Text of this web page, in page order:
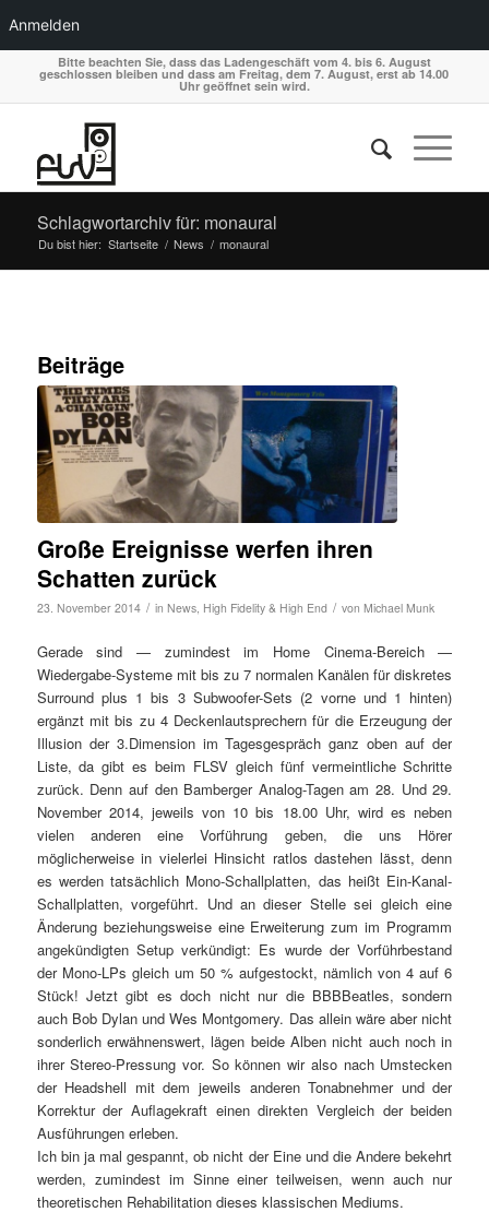
Anmelden
Bitte beachten Sie, dass das Ladengeschäft vom 4. bis 6. August
geschlossen bleiben und dass am Freitag, dem 7. August, erst ab 14.00
Uhr geöffnet sein wird.
Schlagwortarchiv für: monaural
Du bist hier: Startseite / News / monaural
Beiträge
Große Ereignisse werfen ihren
Schatten zurück
23. November 2014 / in News, High Fidelity & High End / von Michael Munk
Gerade sind — zumindest im Home Cinema-Bereich —
Wiedergabe-Systeme mit bis zu 7 normalen Kanälen für diskretes
Surround plus 1 bis 3 Subwoofer-Sets (2 vorne und 1 hinten)
ergänzt mit bis zu 4 Deckenlautsprechern für die Erzeugung der
Illusion der 3.Dimension im Tagesgespräch ganz oben auf der
Liste, da gibt es beim FLSV gleich fünf vermeintliche Schritte
zurück. Denn auf den Bamberger Analog-Tagen am 28. Und 29.
November 2014, jeweils von 10 bis 18.00 Uhr, wird es neben
vielen anderen eine Vorführung geben, die uns Hörer
möglicherweise in vielerlei Hinsicht ratlos dastehen lässt, denn
es werden tatsächlich Mono-Schallplatten, das heißt Ein-Kanal-
Schallplatten, vorgeführt. Und an dieser Stelle sei gleich eine
Änderung beziehungsweise eine Erweiterung zum im Programm
angekündigten Setup verkündigt: Es wurde der Vorführbestand
der Mono-LPs gleich um 50 % aufgestockt, nämlich von 4 auf 6
Stück! Jetzt gibt es doch nicht nur die BBBBeatles, sondern
auch Bob Dylan und Wes Montgomery. Das allein wäre aber nicht
sonderlich erwähnenswert, lägen beide Alben nicht auch noch in
ihrer Stereo-Pressung vor. So können wir also nach Umstecken
der Headshell mit dem jeweils anderen Tonabnehmer und der
Korrektur der Auflagekraft einen direkten Vergleich der beiden
Ausführungen erleben.
Ich bin ja mal gespannt, ob nicht der Eine und die Andere bekehrt
werden, zumindest im Sinne einer teilweisen, wenn auch nur
theoretischen Rehabilitation dieses klassischen Mediums.